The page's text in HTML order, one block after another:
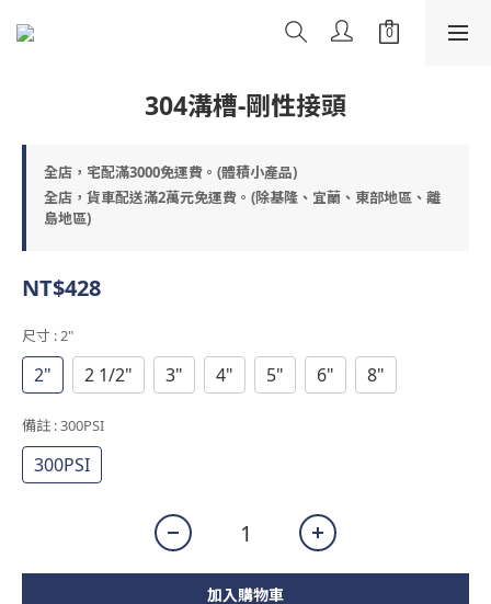
304溝槽-剛性接頭
全店，宅配滿3000免運費。(體積小產品)
全店，貨車配送滿2萬元免運費。(除基隆、宜蘭、東部地區、離
島地區)
NT$428
尺寸 : 2"
2" 2 1/2" 3" 4" 5" 6" 8"
備註 : 300PSI
300PSI
加入購物車